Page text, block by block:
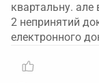
квартальну.
2 непринятий
електронного